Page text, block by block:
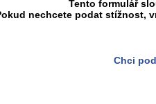
Tento formulář
nechcete podat stížnost,
Chci